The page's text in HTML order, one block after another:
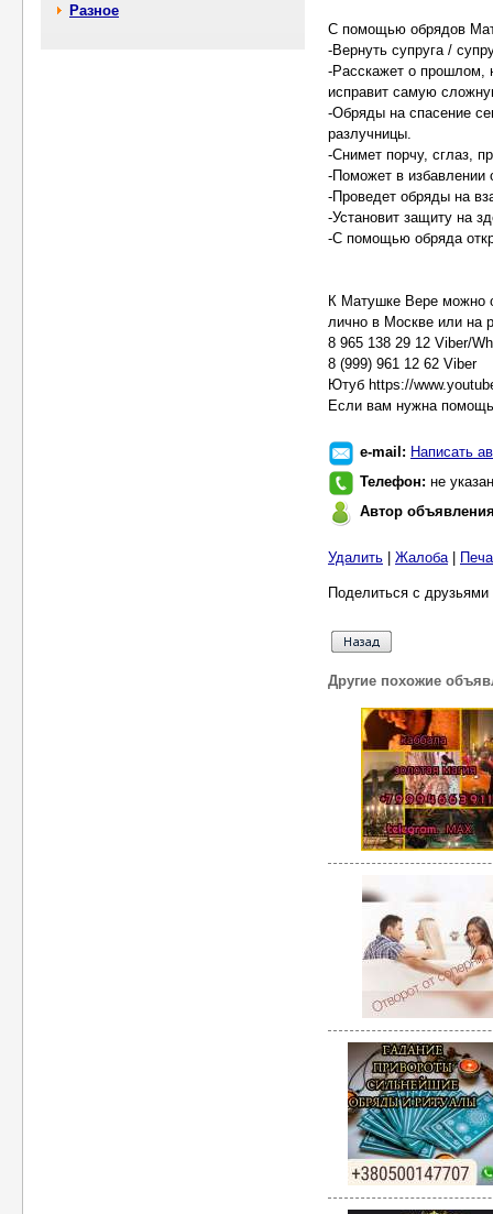
Разное
С помощью обрядов
-Вернуть супруга /
-Расскажет о прошлом,
исправит самую
-Обряды на спасение
разлучницы.
-Снимет порчу, сглаз,
-Поможет в избавлении
-Проведет обряды на
-Установит защиту на
-С помощью обряда
К Матушке Вере можно
лично в Москве или на
8 965 138 29 12 Viber/
8 (999) 961 12 62 Viber
Ютуб https://
Если вам нужна
e-mail: Написать
Телефон: не указан
Автор
Удалить Жалоба|
Поделиться с
Другие похожие